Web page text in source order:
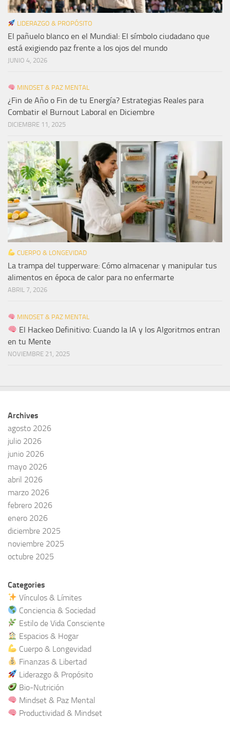
LIDERAZGO & PROPÓSITO
El pañuelo blanco en el Mundial: El símbolo ciudadano que
está exigiendo paz frente a los ojos del mundo
JUNIO 4, 2026
MINDSET & PAZ MENTAL
¿Fin de Año o Fin de tu Energía? Estrategias Reales para
Combatir el Burnout Laboral en Diciembre
DICIEMBRE 11, 2025
CUERPO & LONGEVIDAD
La trampa del tupperware: Cómo almacenar y manipular tus
alimentos en época de calor para no enfermarte
ABRIL 7, 2026
MINDSET & PAZ MENTAL
El Hackeo Definitivo: Cuando la IA y los Algoritmos entran
en tu Mente
NOVIEMBRE 21, 2025
Archives
agosto 2026
julio 2026
junio 2026
mayo 2026
abril 2026
marzo 2026
febrero 2026
enero 2026
diciembre 2025
noviembre 2025
octubre 2025
Categories
Vínculos & Límites
Conciencia & Sociedad
Estilo de Vida Consciente
Espacios & Hogar
Cuerpo & Longevidad
Finanzas & Libertad
Liderazgo & Propósito
Bio-Nutrición
Mindset & Paz Mental
Productividad & Mindset